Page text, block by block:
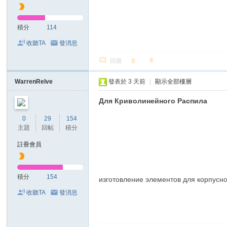
積分 114
收聽TA 發消息
回復
WarrenRelve
0
主題
29
回帖
154
積分
註冊會員
積分 154
收聽TA 發消息
發表於3 天前 顯示全部樓層
Для Криволинейного Распила
изготовление элементов для